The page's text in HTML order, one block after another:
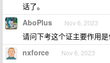
话了。
AboPlus Nov 6, 2023
请问下考这个证主要作用
nxforce Nov 6, 2023